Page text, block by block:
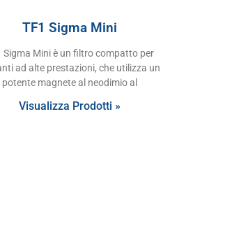
TF1 Sigma Mini
Sigma Mini è un filtro compatto per
ad alte prestazioni, che utilizza un
potente magnete al neodimio al
Visualizza Prodotti »